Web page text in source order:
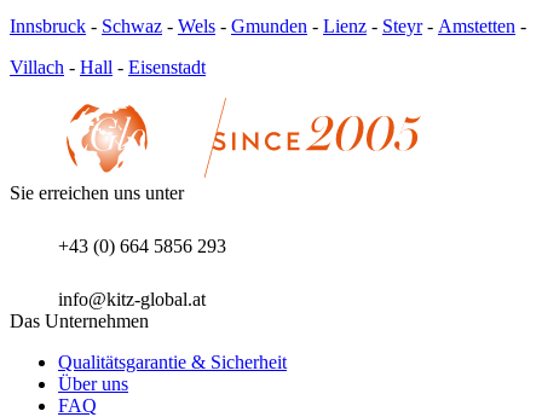
Innsbruck - Schwaz - Wels - Gmunden - Lienz - Steyr- Amstetten -
Villach - Hall - Eisenstadt
Sie erreichen uns unter
+43 (0) 664 5856 293
info@kitz-global.at
Das Unternehmen
Qualitätsgarantie & Sicherheit
Über uns
FAQ